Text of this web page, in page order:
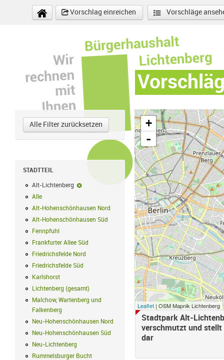
Direkt zum Inhalt
Vorschlag einreichen
Vorschläge
Alle Filter zurücksetzen
STADTTEIL
Alt-Lichtenberg
Alt-Lichtenberg-Filter entfernen
Alle
Alt-Hohenschönhausen Nord
Alt-Hohenschönhausen Nord Filter
Alt-Hohenschönhausen Süd
Alt-Hohenschönhausen Süd Filter
Fennpfuhl
Frankfurter Allee Süd
Frankfurter Allee Süd Filter anwenden
Friedrichsfelde Nord
Friedrichsfelde Nord Filter anwenden
Friedrichsfelde Süd
Friedrichsfelde Süd Filter anwenden
Karlshorst
Lichtenberg (gesamt) Lichtenberg (gesamt) Filter anwenden
Malchow, Wartenberg und
Falkenberg Malchow, Wartenberg und Falkenberg Filter anwenden
Neu-Hohenschönhausen Nord
Neu-Hohenschönhausen Nord Filter
Neu-Hohenschönhausen Süd
Neu-Hohenschönhausen Süd Filter
Neu-Lichtenberg
Rummelsburger Bucht Rummelsburger Bucht Filter anwenden
+
-
Leaflet | OSM Mapnik Lichtenberg
Stadtpark Alt-
verschmutzt und stellt
dar
Seiten